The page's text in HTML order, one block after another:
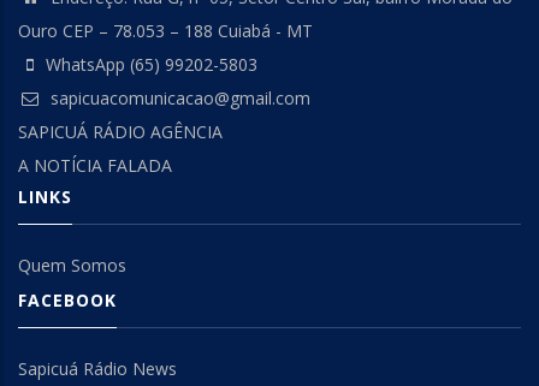
Ouro CEP – 78.053 – 188 Cuiabá - MT
WhatsApp (65) 99202-5803
sapicuacomunicacao@gmail.com
SAPICUÁ RÁDIO AGÊNCIA
A NOTÍCIA FALADA
LINKS
Quem Somos
FACEBOOK
Sapicuá Rádio News